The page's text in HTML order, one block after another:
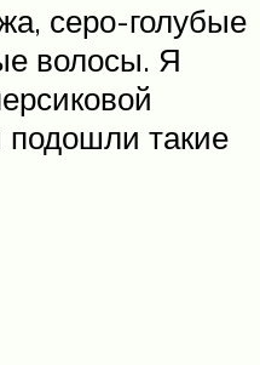
серо-голубые
волосы. Я
такие